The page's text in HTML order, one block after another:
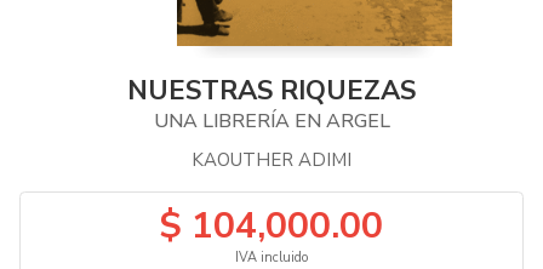
NUESTRAS RIQUEZAS
UNA LIBRERÍA EN ARGEL
KAOUTHER ADIMI
$ 104,000.00
IVA incluido